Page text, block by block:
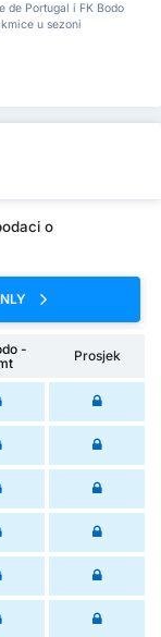
de Portugal i FK Bodo
u sezoni
o
-
Prosjek